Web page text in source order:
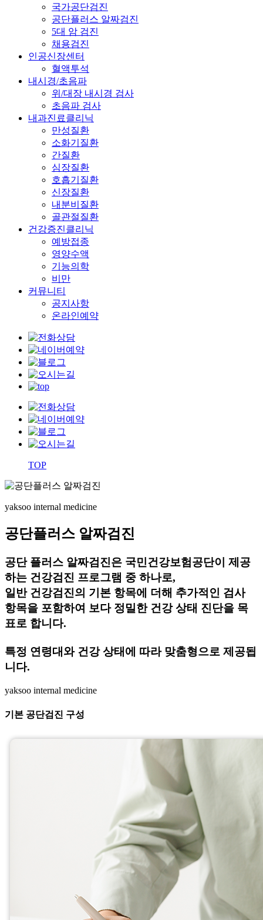
국가공단검진
공단플러스 알짜검진
5대 암 검진
채용검진
인공신장센터
혈액투석
내시경/초음파
위/대장 내시경 검사
초음파 검사
내과진료클리닉
만성질환
소화기질환
간질환
심장질환
호흡기질환
신장질환
내분비질환
골관절질환
건강증진클리닉
예방접종
영양수액
기능의학
비만
커뮤니티
공지사항
온라인예약
TOP
yaksoo internal medicine
공단플러스 알짜검진
공단 플러스 알짜검진은 국민건강보험공단이 제공
하는 건강검진 프로그램 중 하나로,
일반 건강검진의 기본 항목에 더해 추가적인 검사
항목을 포함하여 보다 정밀한 건강 상태 진단을 목
표로 합니다.
특정 연령대와 건강 상태 에 따라 맞춤형으로 제공됩
니다.
yaksoo internal medicine
기본 공단검진 구성